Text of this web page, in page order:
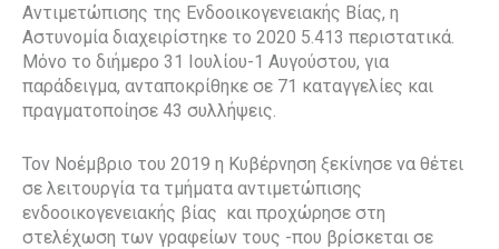
Αντιμετώπισης της Ενδοοικογενειακής Βίας, η
Αστυνομία διαχειρίστηκε το 2020 5.413 περιστατικά.
Μόνο το διήμερο 31 Ιουλίου-1 Αυγούστου, για
παράδειγμα, ανταποκρίθηκε σε 71 καταγγελίες και
πραγματοποίησε 43 συλλήψεις.
Τον Νοέμβριο του 2019 η Κυβέρνηση ξεκίνησε να θέτει
σε λειτουργία τα τμήματα αντιμετώπισης
ενδοοικογενειακής βίας και προχώρησε στη
στελέχωση των γραφείων τους -που βρίσκεται σε